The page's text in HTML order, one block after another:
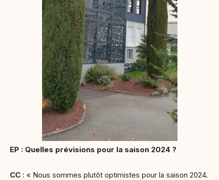
EP : Quelles prévisions pour la saison 2024 ?
CC : « Nous sommes plutôt optimistes pour la saison 2024.